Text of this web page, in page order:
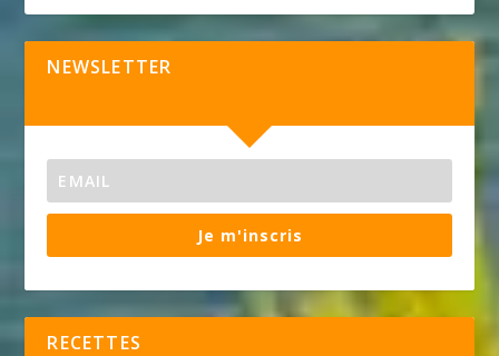
NEWSLETTER
Je m'inscris
RECETTES